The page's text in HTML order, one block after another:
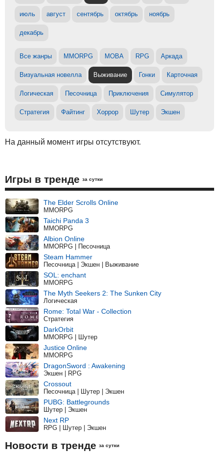
июль август сентябрь октябрь ноябрь
декабрь
Все жанры MMORPG MOBA RPG Аркада
Визуальная новелла Выживание Гонки Карточная
Логическая Песочница Приключения Симулятор
Стратегия Файтинг Хоррор Шутер Экшен
На данный момент игры отсутствуют.
Игры в тренде за сутки
The Elder Scrolls Online
MMORPG
Taichi Panda 3
MMORPG
Albion Online
MMORPG | Песочница
Steam Hammer
Песочница | Экшен | Выживание
SOL: enchant
MMORPG
The Myth Seekers 2: The Sunken City
Логическая
Rome: Total War - Collection
Стратегия
DarkOrbit
MMORPG | Шутер
Justice Online
MMORPG
DragonSword : Awakening
Экшен | RPG
Crossout
Песочница | Шутер | Экшен
PUBG: Battlegrounds
Шутер | Экшен
Next RP
RPG | Шутер | Экшен
Новости в тренде за сутки